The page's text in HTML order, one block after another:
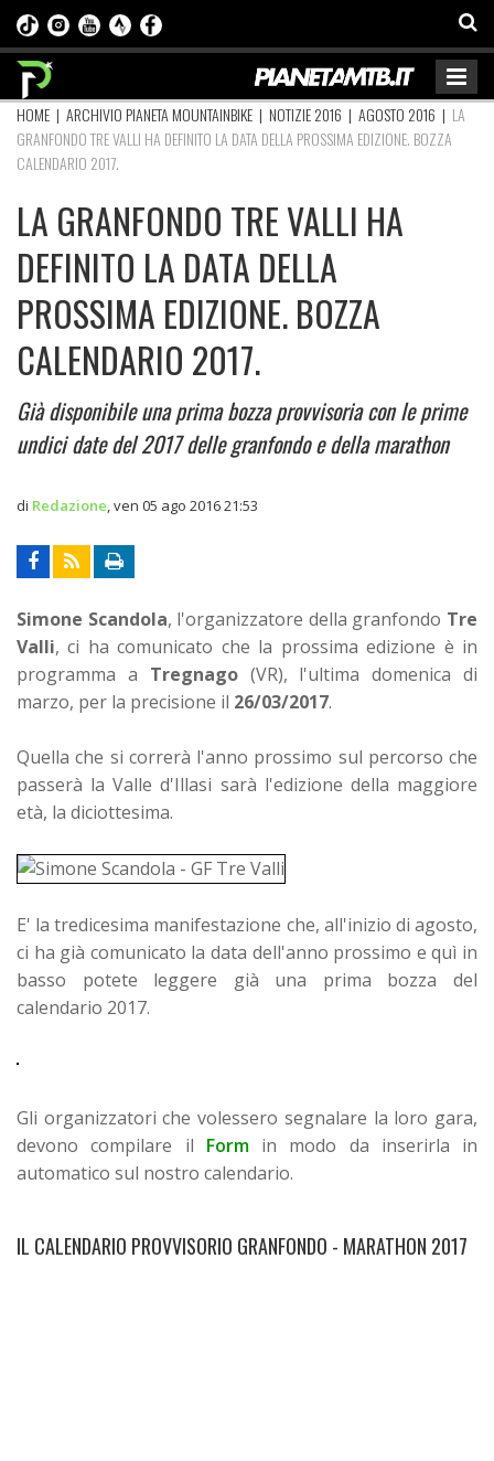
HOME | ARCHIVIO PIANETA MOUNTAINBIKE | NOTIZIE 2016 | AGOSTO 2016 | LA
GRANFONDO TRE VALLI HA DEFINITO LA DATA DELLA PROSSIMA EDIZIONE. BOZZA
CALENDARIO 2017.
LA GRANFONDO TRE VALLI HA
DEFINITO LA DATA DELLA
PROSSIMA EDIZIONE. BOZZA
CALENDARIO 2017.
Già disponibile una prima bozza provvisoria con le prime
undici date del 2017 delle granfondo e della marathon
di Redazione ven 05 ago 2016 21:53
Simone Scandola, l'organizzatore della granfondo Tre
Valli, ci ha comunicato che la prossima edizione è in
programma a Tregnago(VR), l'ultima domenica di
marzo, per la precisione il 26/03/2017.
Quella che si correrà l'anno prossimo sul percorso che
passerà la Valle d'Illasi sarà l'edizione della maggiore
età, la diciottesima.
E' la tredicesima manifestazione che, all'inizio di agosto,
ci ha già comunicato la data dell'anno prossimo e quì in
basso potete leggere già una prima bozza del
calendario 2017.
Gli organizzatori che volessero segnalare la loro gara,
devono compilare il Formin modo da inserirla in
automatico sul nostro calendario.
IL CALENDARIO PROVVISORIO GRANFONDO - MARATHON 2017